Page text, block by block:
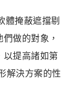
體掩蔽遮擋剔
做的對象，
以提高諸如第
解決方案的性